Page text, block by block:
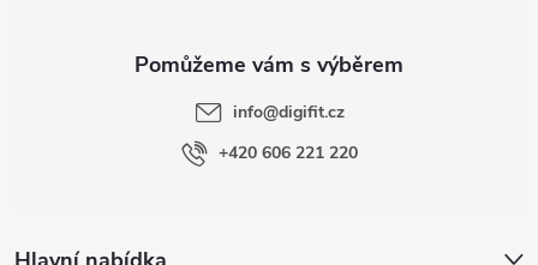
info@digifit.cz
+420 606 221 220